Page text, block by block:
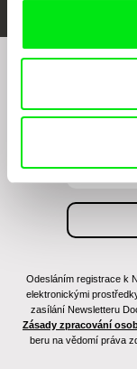
Chcete být
Odesláním registrace k
elektronickými
zasílání Newsletteru
Zásady zpracování
beru na vědomí práva